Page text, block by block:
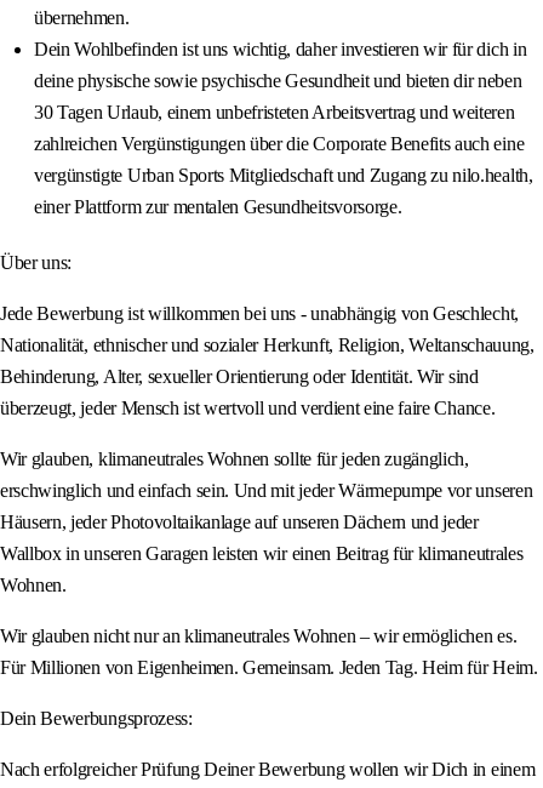
übernehmen.
Dein Wohlbefinden ist uns wichtig, daher investieren wir für dich in
deine physische sowie psychische Gesundheit und bieten dir neben
30 Tagen Urlaub, einem unbefristeten Arbeitsvertrag und weiteren
zahlreichen Vergünstigungen über die Corporate Benefits auch eine
vergünstigte Urban Sports Mitgliedschaft und Zugang zu nilo.health,
einer Plattform zur mentalen Gesundheitsvorsorge.
Über uns:
Jede Bewerbung ist willkommen bei uns - unabhängig von Geschlecht,
Nationalität, ethnischer und sozialer Herkunft, Religion, Weltanschauung,
Behinderung, Alter, sexueller Orientierung oder Identität. Wir sind
überzeugt, jeder Mensch ist wertvoll und verdient eine faire Chance.
Wir glauben, klimaneutrales Wohnen sollte für jeden zugänglich,
erschwinglich und einfach sein. Und mit jeder Wärmepumpe vor unseren
Häusern, jeder Photovoltaikanlage auf unseren Dächern und jeder
Wallbox in unseren Garagen leisten wir einen Beitrag für klimaneutrales
Wohnen.
Wir glauben nicht nur an klimaneutrales Wohnen – wir ermöglichen es.
Für Millionen von Eigenheimen. Gemeinsam. Jeden Tag. Heim für Heim.
Dein Bewerbungsprozess:
Nach erfolgreicher Prüfung Deiner Bewerbung wollen wir Dich in einem